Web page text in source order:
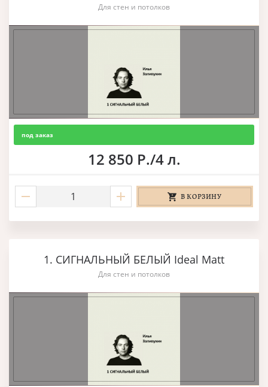
Для стен и потолков
под заказ
12 850 Р./4 л.
В КОРЗИНУ
1. СИГНАЛЬНЫЙ БЕЛЫЙ Ideal Matt
Для стен и потолков